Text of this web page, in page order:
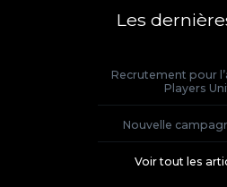
Les
Recrutement pour
Players
Nouvelle
Voir tout les